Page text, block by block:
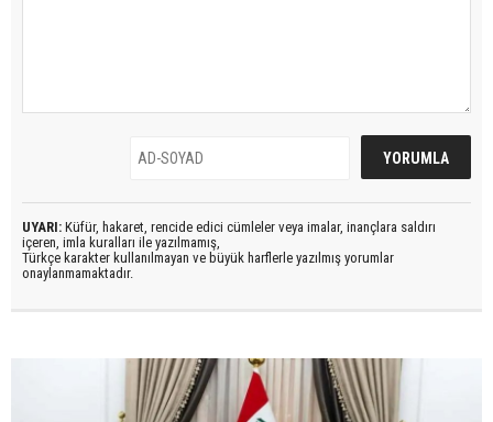
UYARI: Küfür, hakaret, rencide edici cümleler veya imalar, inançlara saldırı
içeren, imla kuralları ile yazılmamış,
Türkçe karakter kullanılmayan ve büyük harflerle yazılmış yorumlar
onaylanmamaktadır.